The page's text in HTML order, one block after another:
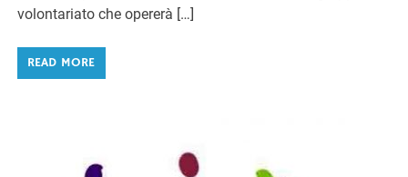
volontariato che opererà […]
READ MORE